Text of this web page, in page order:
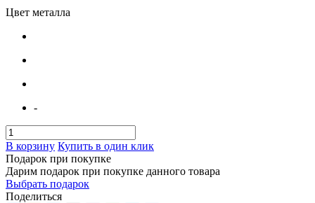
Цвет металла
-
В корзину Купить в один клик
Подарок при покупке
Дарим подарок при покупке данного товара
Выбрать подарок
Поделиться